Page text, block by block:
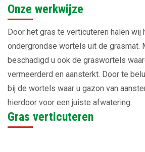
Onze werkwijze
Door het gras te verticuteren halen wij
ondergrondse wortels uit de grasmat.
beschadigd u ook de graswortels
vermeerderd en aansterkt. Door te
bij de wortels waar u gazon van
hierdoor voor een juiste afwatering.
Gras verticuteren